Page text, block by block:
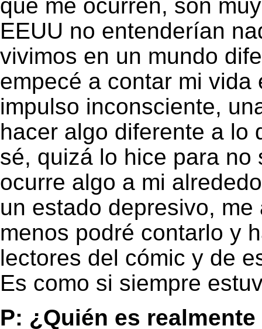
que me ocurren, son
EEUU no entenderían
vivimos en un mundo
empecé a contar mi
impulso inconsciente,
hacer algo diferente a
sé, quizá lo hice para no
ocurre algo a mi
un estado depresivo,
menos podré contarlo y
lectores del cómic y de
Es como si siempre
P: ¿Quién es